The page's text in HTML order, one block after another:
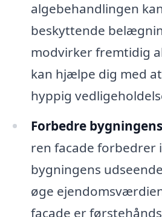
algebehandlingen
beskyttende
modvirker fremtidig
kan hjælpe dig med
hyppig
Forbedre
ren facade forbedrer
bygningens
øge
facade er